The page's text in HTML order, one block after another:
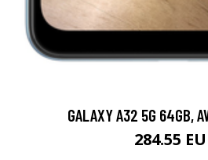
GALAXY A32 5G 64GB,
284.55